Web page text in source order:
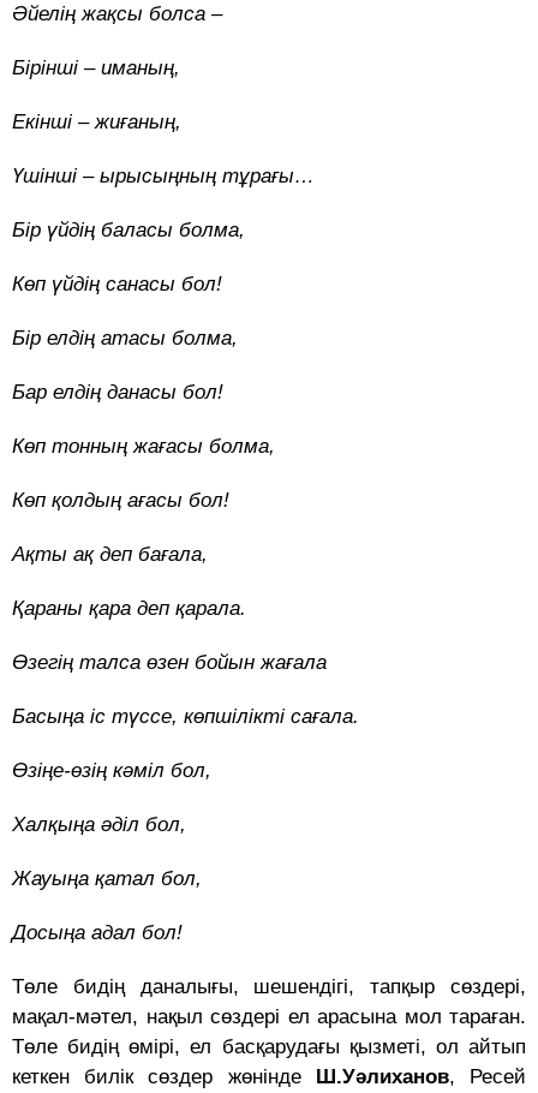
Әйелің жақсы болса –
Бірінші – иманың,
Екінші – жиғаның,
Үшінші – ырысыңның тұрағы…
Бір үйдің баласы болма,
Көп үйдің санасы бол!
Бір елдің атасы болма,
Бар елдің данасы бол!
Көп тонның жағасы болма,
Көп қолдың ағасы бол!
Ақты ақ деп бағала,
Қараны қара деп қарала.
Өзегің талса өзен бойын жағала
Басыңа іс түссе, көпшілікті сағала.
Өзіңе-өзің кәміл бол,
Халқыңа әділ бол,
Жауыңа қатал бол,
Досыңа адал бол!
Төле бидің даналығы, шешендігі, тапқыр сөздері,
мақал-мәтел, нақыл сөздері ел арасына мол тараған.
Төле бидің өмірі, ел басқарудағы қызметі, ол айтып
кеткен билік сөздер жөнінде
Ш.Уәлиханов, Ресей